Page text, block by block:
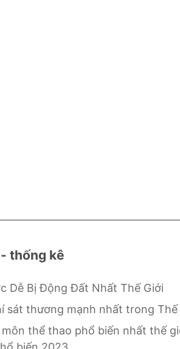
thống kê
Dễ Bị Động Đất Nhất Thế Giới
sát thương mạnh nhất trong Thế
môn thể thao phổ biến nhất thế